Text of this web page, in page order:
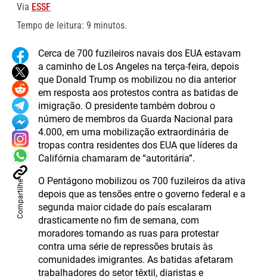
Via ESSF
Tempo de leitura: 9 minutos.
Compartilhe
Cerca de 700 fuzileiros navais dos EUA estavam
a caminho de Los Angeles na terça-feira, depois
que Donald Trump os mobilizou no dia anterior
em resposta aos protestos contra as batidas de
imigração. O presidente também dobrou o
número de membros da Guarda Nacional para
4.000, em uma mobilização extraordinária de
tropas contra residentes dos EUA que líderes da
Califórnia chamaram de “autoritária”.
O Pentágono mobilizou os 700 fuzileiros da ativa
depois que as tensões entre o governo federal e a
segunda maior cidade do país escalaram
drasticamente no fim de semana, com
moradores tomando as ruas para protestar
contra uma série de repressões brutais às
comunidades imigrantes. As batidas afetaram
trabalhadores do setor têxtil, diaristas e